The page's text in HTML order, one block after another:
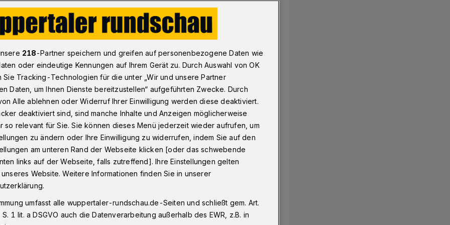
Atmosphärenforscher
Atmosphärenphysik um Prof. Dr. Ralf
Volk und Dr. Marc Krebsbach im Institut
der Bergischen Universität
erfolgreich.
218-Partner speichern und greifen auf personenbezogene Daten wie
oder eindeutige Kennungen auf Ihrem Gerät zu. Durch Auswahl von OK
Sie Tracking-Technologien für die unter „Wir und unsere Partner
Daten, um Ihnen Dienste bereitzustellen“ aufgeführten Zwecke. Durch
Alle ablehnen oder Widerruf Ihrer Einwilligung werden diese deaktiviert.
deaktiviert sind, sind manche Inhalte und Anzeigen möglicherweise
so relevant für Sie. Sie können dieses Menü jederzeit wieder aufrufen, um
zu ändern oder Ihre Einwilligung zu widerrufen, indem Sie auf den
am unteren Rand der Webseite klicken [oder das schwebende
links auf der Webseite, falls zutreffend]. Ihre Einstellungen gelten
Website. Weitere Informationen finden Sie in unserer
umfasst alle wuppertaler-rundschau.de-Seiten und schließt gem. Art.
1 lit. a DSGVO auch die Datenverarbeitung außerhalb des EWR, z.B. in